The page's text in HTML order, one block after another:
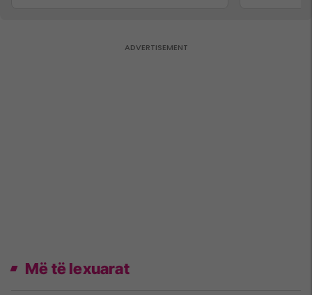
Më të lexuarat